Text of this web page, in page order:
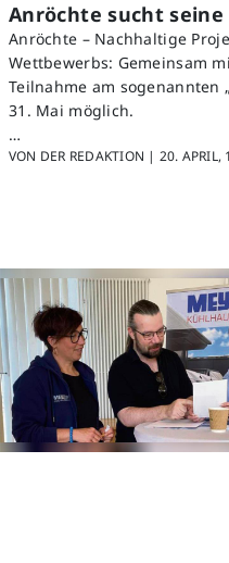
Anröchte sucht seine
Anröchte – Nachhaltige
Wettbewerbs: Gemeinsam
Teilnahme am sogenannten
31. Mai möglich.
…
VON DER REDAKTION | 20. APRIL,